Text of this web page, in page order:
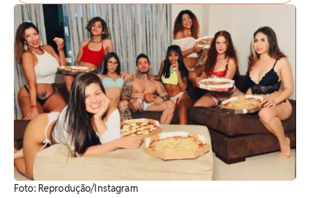
Foto: Reprodução/Instagram